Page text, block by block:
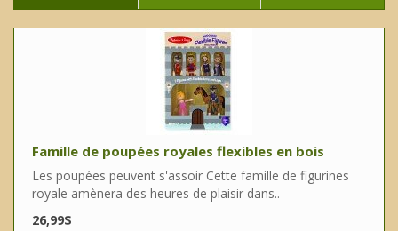
Famille de poupées royales flexibles en bois
Les poupées peuvent s'assoir Cette famille de figurines
royale amènera des heures de plaisir dans..
26,99$